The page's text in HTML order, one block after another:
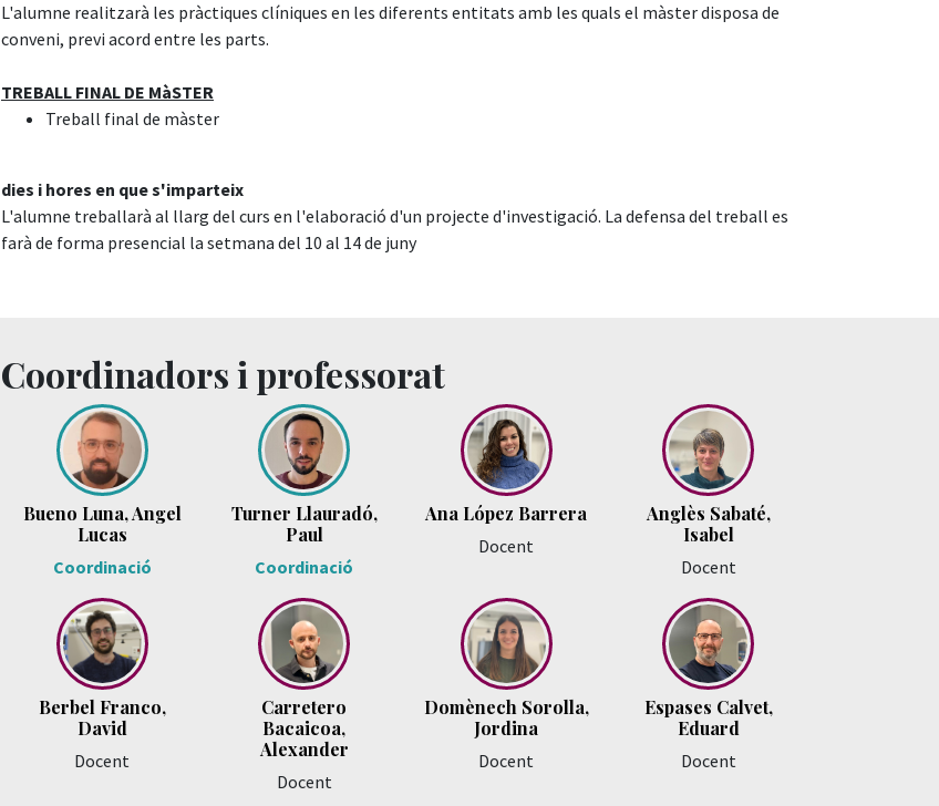
L'alumne realitzarà les pràctiques clíniques en les diferents entitats amb les quals el màster disposa de
conveni, previ acord entre les parts.
TREBALL FINAL DE MàSTER
Treball final de màster
dies i hores en que s'imparteix
L'alumne treballarà al llarg del curs en l'elaboració d'un projecte d'investigació. La defensa del treball es
farà de forma presencial la setmana del 10 al 14 de juny
Coordinadors i professorat
Bueno Luna, Angel
Lucas
Coordinació
Turner Llauradó,
Paul
Coordinació
Ana López Barrera
Docent
Anglès Sabaté,
Isabel
Docent
Berbel Franco,
David
Docent
Carretero
Bacaicoa,
Alexander
Docent
Domènech Sorolla,
Jordina
Docent
Espases Calvet,
Eduard
Docent